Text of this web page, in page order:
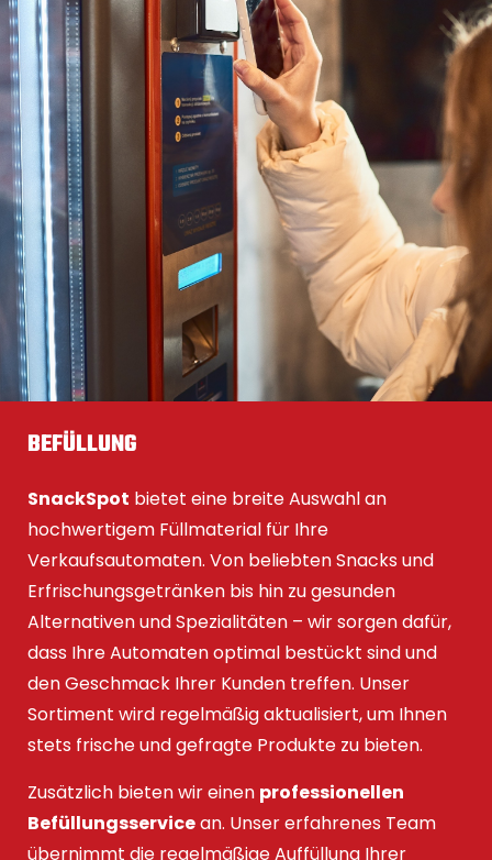
BEFÜLLUNG
SnackSpot bietet eine breite Auswahl an
hochwertigem Füllmaterial für Ihre
Verkaufsautomaten. Von beliebten Snacks und
Erfrischungsgetränken bis hin zu gesunden
Alternativen und Spezialitäten – wir sorgen dafür,
dass Ihre Automaten optimal bestückt sind und
den Geschmack Ihrer Kunden treffen. Unser
Sortiment wird regelmäßig aktualisiert, um Ihnen
stets frische und gefragte Produkte zu bieten.
Zusätzlich bieten wir einen professionellen
Befüllungsservicean. Unser erfahrenes Team
übernimmt die regelmäßige Auffüllung Ihrer